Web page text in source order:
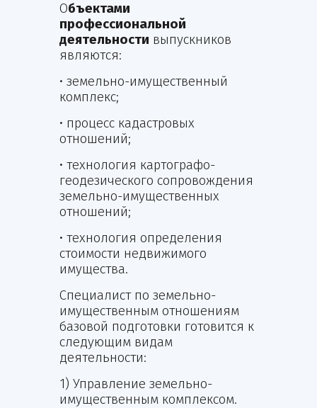
Объектами
профессиональной
деятельности выпускников
являются:
• земельно-имущественный
комплекс;
• процесс кадастровых
отношений;
• технология картографо-
геодезического сопровождения
земельно-имущественных
отношений;
• технология определения
стоимости недвижимого
имущества.
Специалист по земельно-
имущественным отношениям
базовой подготовки готовится к
следующим видам
деятельности:
1) Управление земельно-
имущественным комплексом.